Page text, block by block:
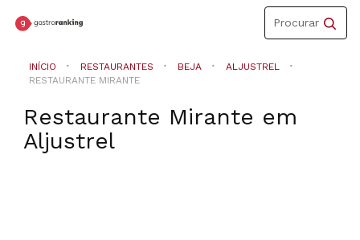
Toggle
navigation
Procurar
INÍCIO RESTAURANTES BEJA
ALJUSTREL
RESTAURANTE MIRANTE
Restaurante Mirante em
Aljustrel